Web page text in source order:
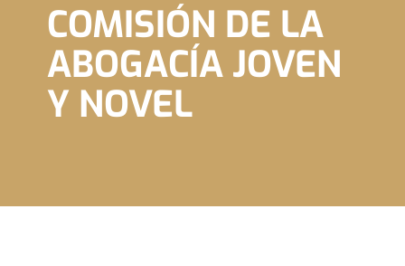
COMISIÓN DE LA
ABOGACÍA JOVEN
Y NOVEL